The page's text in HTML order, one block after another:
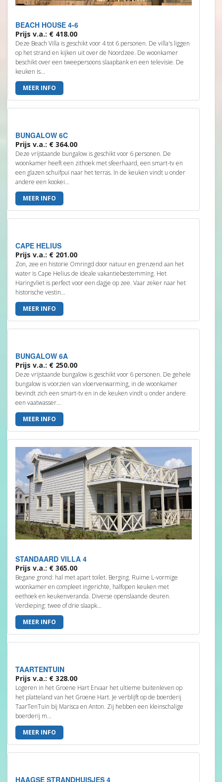
BEACH HOUSE 4-6
Prijs v.a.: € 418.00
Deze Beach Villa is geschikt voor 4 tot 6 personen. De villa's liggen
op het strand en kijken uit over de Noordzee. De woonkamer
beschikt over een tweepersoons slaapbank en een televisie. De
keuken is...
MEER INFO
BUNGALOW 6C
Prijs v.a.: € 364.00
Deze vrijstaande bungalow is geschikt voor 6 personen. De
woonkamer heeft een zithoek met sfeerhaard, een smart-tv en
een glazen schuifpui naar het terras. In de keuken vindt u onder
andere een kookei...
MEER INFO
CAPE HELIUS
Prijs v.a.: € 201.00
Zon, zee en historie Omringd door natuur en grenzend aan het
water is Cape Helius de ideale vakantiebestemming. Het
Haringvliet is perfect voor een dagje op zee. Vaar zeker naar het
historische vestin...
MEER INFO
BUNGALOW 6A
Prijs v.a.: € 250.00
Deze vrijstaande bungalow is geschikt voor 6 personen. De gehele
bungalow is voorzien van vloerverwarming, in de woonkamer
bevindt zich een smart-tv en in de keuken vindt u onder andere
een vaatwasser...
MEER INFO
STANDAARD VILLA 4
Prijs v.a.: € 365.00
Begane grond: hal met apart toilet. Berging. Ruime L-vormige
woonkamer en compleet ingerichte, halfopen keuken met
eethoek en keukenveranda. Diverse openslaande deuren.
Verdieping: twee of drie slaapk...
MEER INFO
TAARTENTUIN
Prijs v.a.: € 328.00
Logeren in het Groene Hart Ervaar het ultieme buitenleven op
het platteland van het Groene Hart. Je verblijft op de boerderij
TaarTenTuin bij Marisca en Anton. Zij hebben een kleinschalige
boerderij m...
MEER INFO
HAAGSE STRANDHUISJES 4